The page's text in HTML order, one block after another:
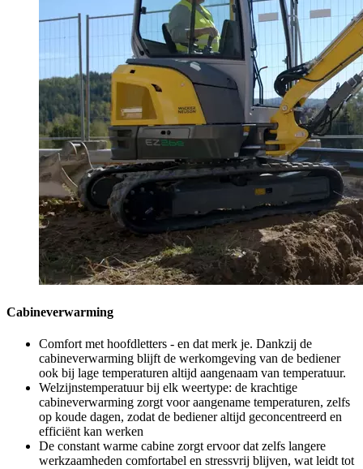
Cabineverwarming
Comfort met hoofdletters - en dat merk je. Dankzij de
cabineverwarming blijft de werkomgeving van de bediener
ook bij lage temperaturen altijd aangenaam van temperatuur.
Welzijnstemperatuur bij elk weertype: de krachtige
cabineverwarming zorgt voor aangename temperaturen, zelfs
op koude dagen, zodat de bediener altijd geconcentreerd en
efficiënt kan werken
De constant warme cabine zorgt ervoor dat zelfs langere
werkzaamheden comfortabel en stressvrij blijven, wat leidt tot